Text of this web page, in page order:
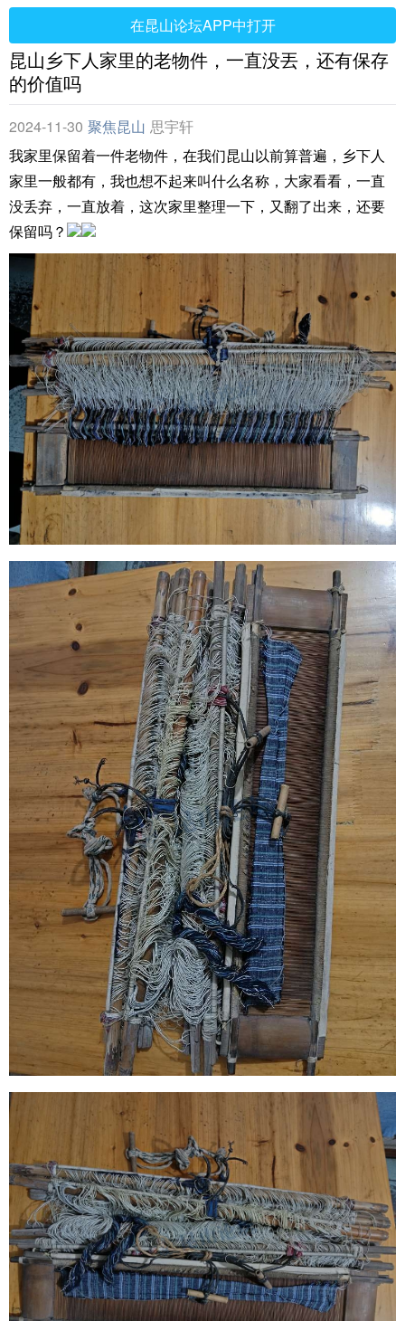
在昆山论坛APP中打开
昆山乡下人家里的老物件，一直没丟，还有保存
的价值吗
2024-11-30 聚焦昆山 思宇轩
我家里保留着一件老物件，在我们昆山以前算普遍，乡下人
家里一般都有，我也想不起来叫什么名称，大家看看，一直
没丢弃，一直放着，这次家里整理一下，又翻了出来，还要
保留吗？